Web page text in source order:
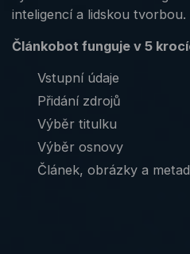
inteligencí a lidskou tvorbou.
Článkobot funguje v 5
Vstupní údaje
Přidání zdrojů
Výběr titulku
Výběr osnovy
Článek, obrázky a